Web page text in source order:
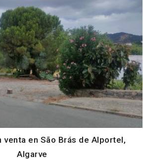
venta en São Brás de Alportel,
Algarve